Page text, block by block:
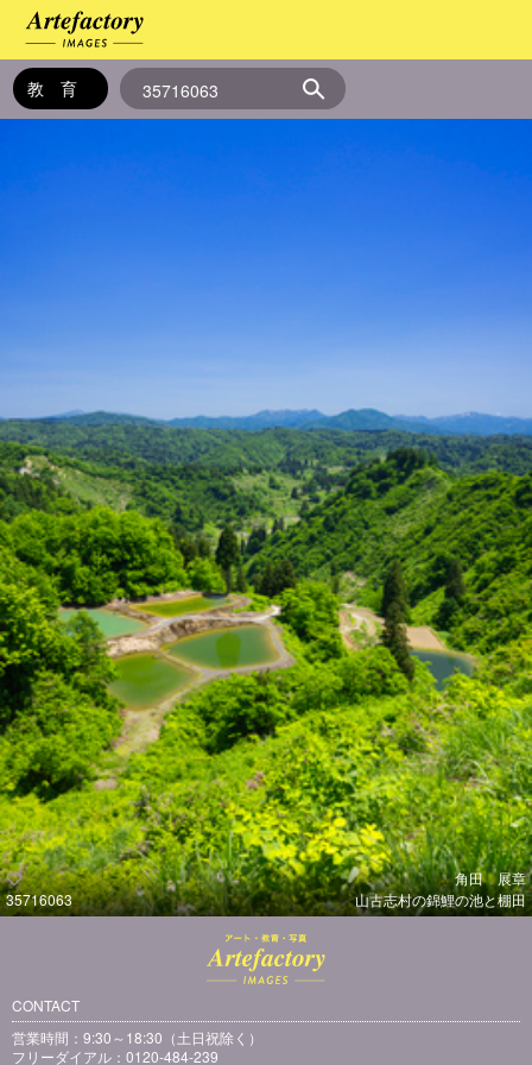
35716063
角田 展章
山古志村の錦鯉の池と棚田
CONTACT
営業時間：9:30～18:30（土日祝除く）
フリーダイアル：0120-484-239